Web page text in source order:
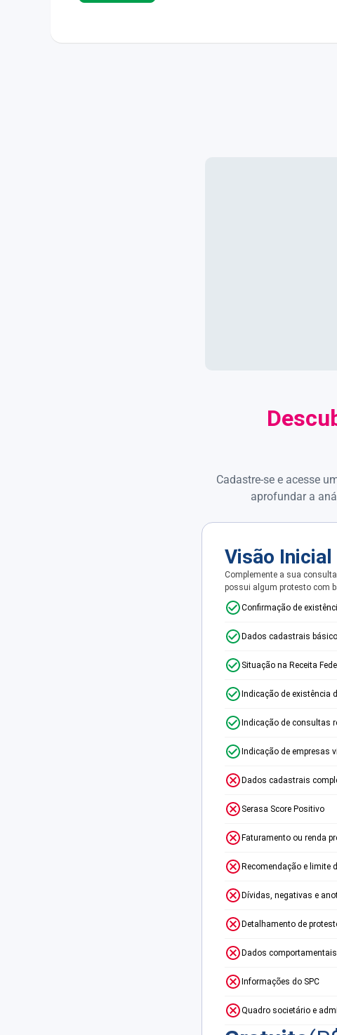
Cadastre-se e acesse
aprofundar a
Visão Inicial
Complemente a sua
possui algum protesto com
Confirmação de
Dados cadastrais
Situação na Receita
Indicação de existência
Indicação de consultas
Indicação de empresas
Dados cadastrais
Serasa Score Positivo
Faturamento ou renda
Recomendação e limite
Dívidas, negativas e
Detalhamento de
Dados comportamentais
Informações do SPC
Quadro societário e